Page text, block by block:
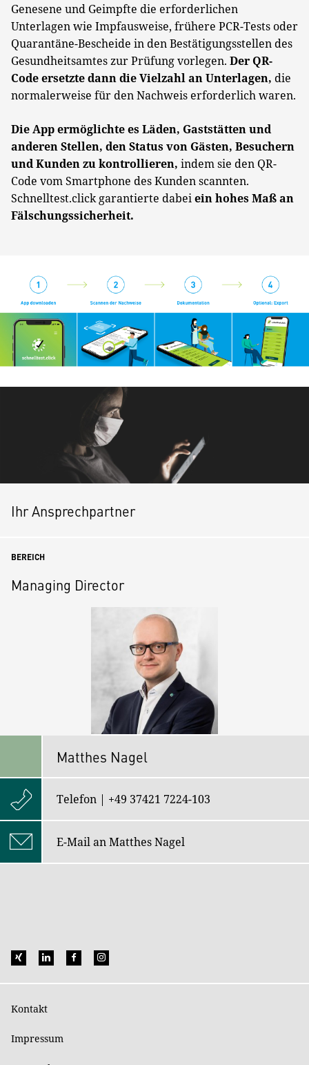
Genesene und Geimpfte die erforderlichen
Unterlagen wie Impfausweise, frühere PCR-Tests oder
Quarantäne-Bescheide in den Bestätigungsstellen des
Gesundheitsamtes zur Prüfung vorlegen. Der QR-
Code ersetzte dann die Vielzahl an Unterlagen, die
normalerweise für den Nachweis erforderlich waren.
Die App ermöglichte es Läden, Gaststätten und
anderen Stellen, den Status von Gästen, Besuchern
und Kunden zu kontrollieren, indem sie den QR-
Code vom Smartphone des Kunden scannten.
Schnelltest.click garantierte dabeiein hohes Maß an
Fälschungssicherheit.
Ihr Ansprechpartner
BEREICH
Managing Director
Matthes Nagel
Telefon | +49 37421 7224-103
E-Mail an Matthes Nagel
Kontakt
Impressum